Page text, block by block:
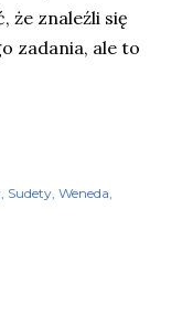
że znaleźli się
zadania, ale to
Sudety Weneda